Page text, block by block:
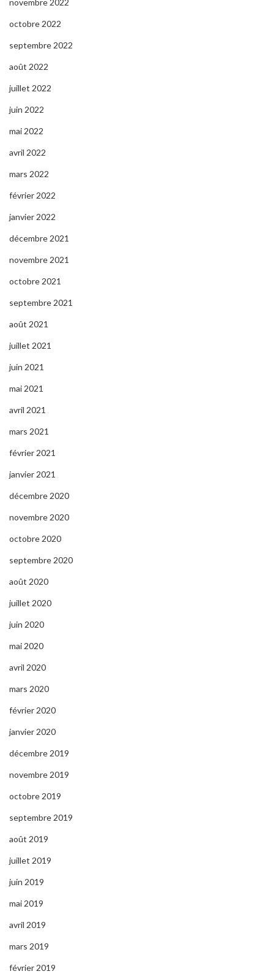
novembre 2022
octobre 2022
septembre 2022
août 2022
juillet 2022
juin 2022
mai 2022
avril 2022
mars 2022
février 2022
janvier 2022
décembre 2021
novembre 2021
octobre 2021
septembre 2021
août 2021
juillet 2021
juin 2021
mai 2021
avril 2021
mars 2021
février 2021
janvier 2021
décembre 2020
novembre 2020
octobre 2020
septembre 2020
août 2020
juillet 2020
juin 2020
mai 2020
avril 2020
mars 2020
février 2020
janvier 2020
décembre 2019
novembre 2019
octobre 2019
septembre 2019
août 2019
juillet 2019
juin 2019
mai 2019
avril 2019
mars 2019
février 2019